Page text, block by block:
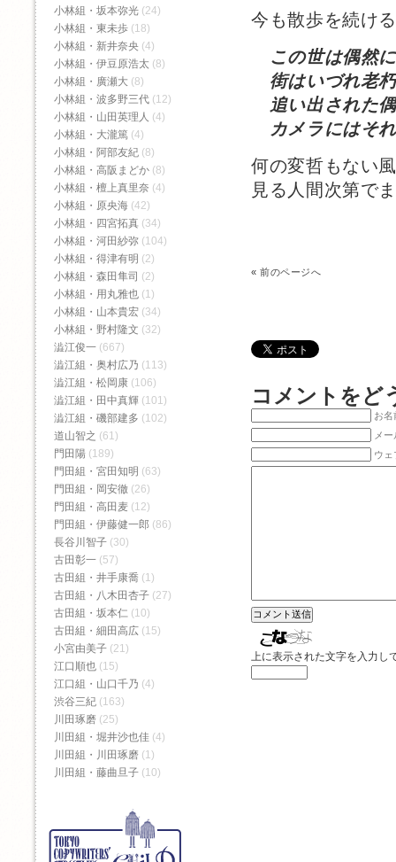
今も散歩を続け
この世は偶然
街はいづれ老
追い出された
カメラにはそ
何の変哲もない
見る人間次第で
«前のページへ
コメントをど
お名
メ
ウェ
上に表示された文字を入力し
小林組・坂本弥光 (24)
小林組・東未歩 (18)
小林組・新井奈央 (4)
小林組・伊豆原浩太 (8)
小林組・廣瀬大 (8)
小林組・波多野三代 (12)
小林組・山田英理人 (4)
小林組・大瀧篤 (4)
小林組・阿部友紀 (8)
小林組・高阪まどか (8)
小林組・檀上真里奈 (4)
小林組・原央海 (42)
小林組・四宮拓真 (34)
小林組・河田紗弥 (104)
小林組・得津有明 (2)
小林組・森田隼司 (2)
小林組・用丸雅也 (1)
小林組・山本貴宏 (34)
小林組・野村隆文 (32)
澁江俊一 (667)
澁江組・奥村広乃 (113)
澁江組・松岡康 (106)
澁江組・田中真輝 (101)
澁江組・磯部建多 (102)
道山智之 (61)
門田陽 (189)
門田組・宮田知明 (63)
門田組・岡安徹 (26)
門田組・高田麦 (12)
門田組・伊藤健一郎 (86)
長谷川智子 (30)
古田彰一 (57)
古田組・井手康喬 (1)
古田組・八木田杏子 (27)
古田組・坂本仁 (10)
古田組・細田高広 (15)
小宮由美子 (21)
江口順也 (15)
江口組・山口千乃 (4)
渋谷三紀 (163)
川田琢磨 (25)
川田組・堀井沙也佳 (4)
川田組・川田琢磨 (1)
川田組・藤曲旦子 (10)